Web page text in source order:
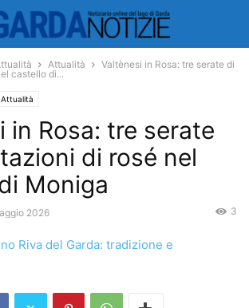
Attualità
Valtènesi in Rosa: tre serate di
castello di...
Attualità
in Rosa: tre serate
di rosé nel
Moniga
2026 3